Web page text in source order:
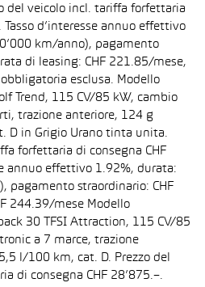
del veicolo incl. tariffa forfettaria
Tasso d’interesse annuo effettivo
km/anno), pagamento
di leasing: CHF 221.85/mese,
esclusa. Modello
Trend, 115 CV/85 kW, cambio
trazione anteriore, 124 g
D in Grigio Urano tinta unita.
forfettaria di consegna CHF
annuo effettivo 1.92%, durata:
pagamento straordinario: CHF
244.39/mese Modello
30 TFSI Attraction, 115 CV/85
a 7 marce, trazione
l/100 km, cat. D. Prezzo del
di consegna CHF 28’875.–.